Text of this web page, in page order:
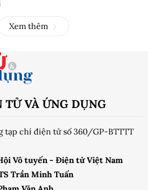
Xem thêm
VÀ ỨNG DỤNG
tạp chí điện tử số 360/GP-BTTTT
Vô tuyến - Điện tử Việt Nam
Trần Minh Tuấn